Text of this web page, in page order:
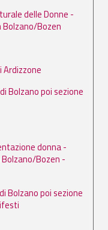
delle Donne -
Bozen
Bolzano poi sezione
donna -
Bozen -
Bolzano poi sezione